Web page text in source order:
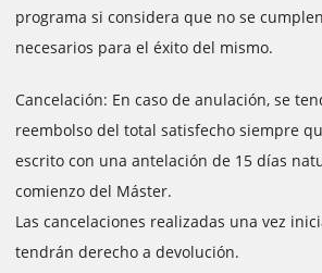
programa si considera que no se
necesarios para el éxito del mismo.
Cancelación: En caso de anulación, se
reembolso del total satisfecho siempre
escrito con una antelación de 15 días
comienzo del Máster.
Las cancelaciones realizadas una vez
tendrán derecho a devolución.